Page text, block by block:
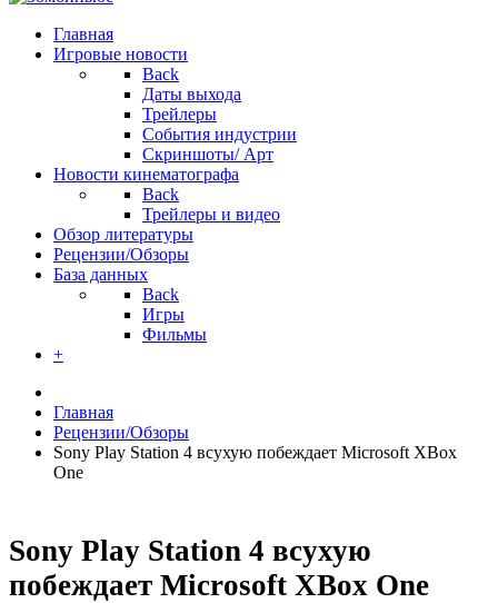
Главная
Игровые новости
Back
Даты выхода
Трейлеры
События индустрии
Скриншоты/ Арт
Новости кинематографа
Back
Трейлеры и видео
Обзор литературы
Рецензии/Обзоры
База данных
Back
Игры
Фильмы
+
Главная
Рецензии/Обзоры
Sony Play Station 4 всухую побеждает Microsoft XBox
One
Sony Play Station 4 всухую
побеждает Microsoft XBox One